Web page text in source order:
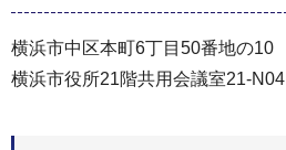
横浜市中区本町6丁目50番地の10
横浜市役所21階共用会議室21-N04